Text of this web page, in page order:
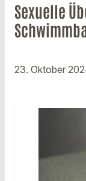
Sexuelle
23. Oktober